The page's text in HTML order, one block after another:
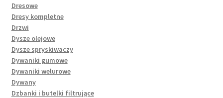
Dresowe
Dresy kompletne
Drzwi
Dysze olejowe
Dysze spryskiwaczy
Dywaniki gumowe
Dywaniki welurowe
Dywany
Dzbanki i butelki filtrujące